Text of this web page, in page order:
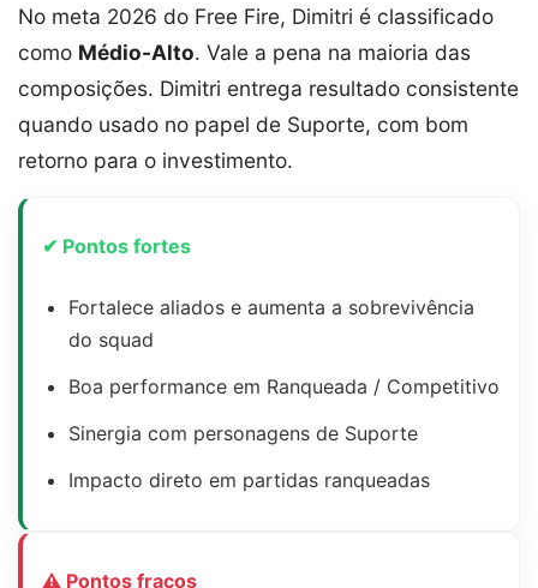
No meta 2026 do Free Fire, Dimitri é classificado
como Médio-Alto. Vale a pena na maioria das
composições. Dimitri entrega resultado consistente
quando usado no papel de Suporte, com bom
retorno para o investimento.
✔ Pontos fortes
Fortalece aliados e aumenta a sobrevivência
do squad
Boa performance em Ranqueada / Competitivo
Sinergia com personagens de Suporte
Impacto direto em partidas ranqueadas
⚠ Pontos fracos